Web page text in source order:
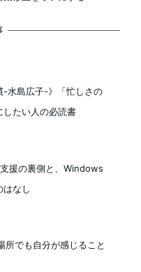
-水島広子-》「忙しさの
したい人の必読書
援の裏側と、Windows
なし
でも自分が感じること